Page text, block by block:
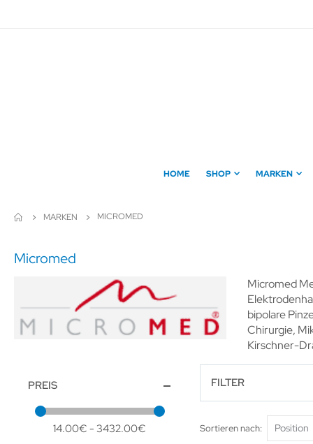
zum
HOME SHOP MARKEN
MARKEN MICROMED
Micromed
Micromed
bipolare
Chirurgie,
Kirschner-
FILTER
Sortieren nach
PREIS
14.00€ - 3432.00€